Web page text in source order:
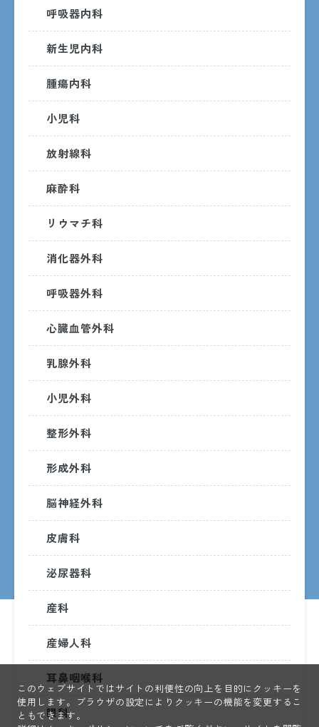
呼吸器内科
新生児内科
腫瘍内科
小児科
放射線科
麻酔科
リウマチ科
消化器外科
呼吸器外科
心臓血管外科
乳腺外科
小児外科
整形外科
形成外科
脳神経外科
皮膚科
泌尿器科
産科
産婦人科
耳鼻咽喉科
眼科
交通アクセス
月曜日〜金曜日
月曜日〜金曜日
ただし、受付・診療時間は診療科ごとに異なるため、詳しく
は各診療科までお問い合わせください。
土・日・祝日・年末年始
外来受診のご案内
Tel. 099-230-7000（代表）
© KAGOSHIMA CITY HOSPITAL
このウェブサイトではサイトの利便性の向上を目的にクッキーを
使用します。ブラウザの設定によりクッキーの機能を変更するこ
ともできます。